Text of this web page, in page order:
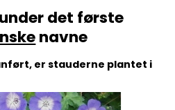
det første
navne
er stauderne plantet i